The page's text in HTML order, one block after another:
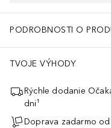
PODROBNOSTI O
TVOJE VÝHODY
Rýchle dodanie
dni¹
Doprava zadarmo